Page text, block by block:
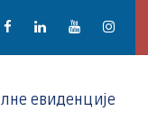
евиденције